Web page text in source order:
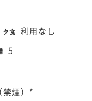
夕食 利用なし
5
禁煙）*